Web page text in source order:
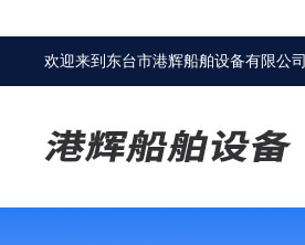
欢迎来到 东台市港辉船舶设备有限公司